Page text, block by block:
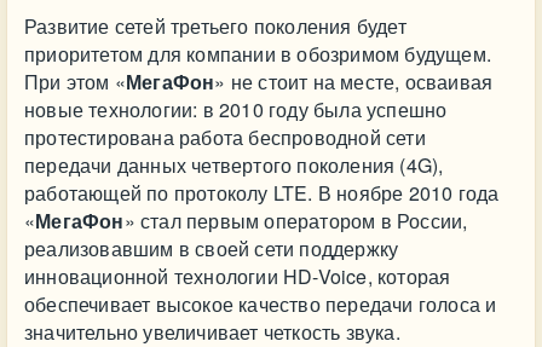
Развитие сетей третьего поколения будет
приоритетом для компании в обозримом будущем.
При этом «МегаФон» не стоит на месте, осваивая
новые технологии: в 2010 году была успешно
протестирована работа беспроводной сети
передачи данных четвертого поколения (4G),
работающей по протоколу LTE. В ноябре 2010 года
«МегаФон» стал первым оператором в России,
реализовавшим в своей сети поддержку
инновационной технологии HD-Voice, которая
обеспечивает высокое качество передачи голоса и
значительно увеличивает четкость звука.